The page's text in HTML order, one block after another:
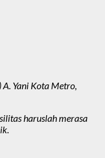
Yani Kota Metro,
haruslah merasa